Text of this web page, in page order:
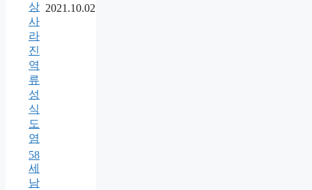
상
사
라
진
역
류
성
식
도
염
2021.10.02
58
세
남